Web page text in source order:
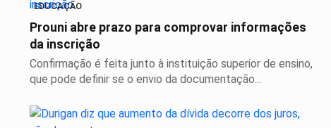
EDUCAÇÃO
Prouni abre prazo para comprovar informações
da inscrição
Confirmação é feita junto à instituição superior de ensino,
que pode definir se o envio da documentação...